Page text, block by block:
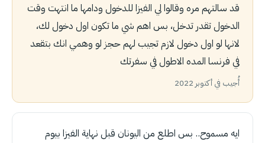
قد سالتهم مره وقالوا لي الفيزا للدخول ودامها ما انتهت وقت
الدخول تقدر تدخل، بس اهم شي ما تكون اول دخول لك،
لانها لو اول دخول لازم تجيب لهم حجز لو وهمي انك بتقعد
في فرنسا المده الاطول في سفرتك
أُجيب في أكتوبر 2022
ايه مسموح.. بس اطلع من اليونان قبل نهاية الفيزا بيوم